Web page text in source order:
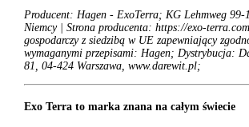
Producent: Hagen - ExoTerra; KG Lehmweg
Niemcy | Strona producenta: https://exo-
gospodarczy z siedzibą w UE zapewniający
wymaganymi przepisami: Hagen; Dystrybucja:
81, 04-424 Warszawa, www.darewit.pl;
Exo Terra to marka znana na całym świecie